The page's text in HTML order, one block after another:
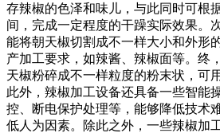
存辣椒的色泽和味儿，与此同时可根
间，完成一定程度的干躁实际效果。
能将朝天椒切割成不一样大小和外形
产加工要求，如辣酱、辣椒面等。终
天椒粉碎成不一样粒度的粉末状，可
此外，辣椒加工设备还具备一些智能
控、断电保护处理等，能够降低技术
低人为因素。除此之外，一些辣椒加